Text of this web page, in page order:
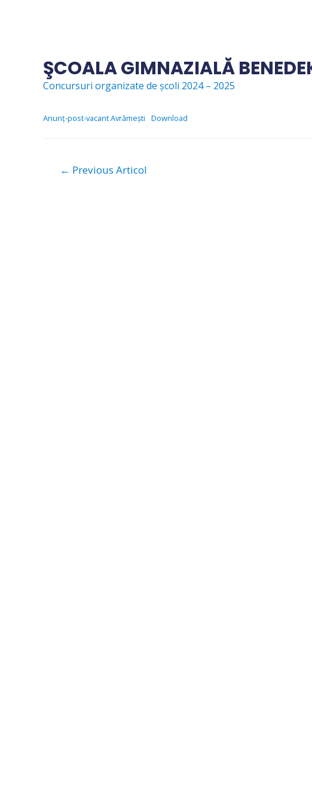
ŞCOALA GIMNAZIALĂ
Concursuri organizate de școli 2024 – 2025
Anunț-post-vacant Avrămești Download
Navigare
← Previous Articol